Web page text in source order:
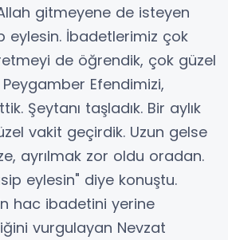
gitmeyene de isteyen
eylesin. İbadetlerimiz çok
de öğrendik, çok güzel
Efendimizi,
Şeytanı taşladık. Bir aylık
vakit geçirdik. Uzun gelse
ayrılmak zor oldu oradan.
eylesin" diye konuştu.
hac ibadetini yerine
vurgulayan Nevzat